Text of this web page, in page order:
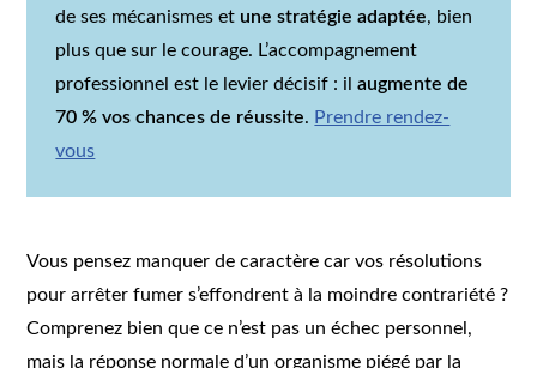
de ses mécanismes et une stratégie adaptée, bien
plus que sur le courage. L’accompagnement
professionnel est le levier décisif : ilaugmente de
70 % vos chances de réussite. Prendre rendez-
vous
Vous pensez manquer de caractère car vos résolutions
pour arrêter fumer s’effondrent à la moindre contrariété ?
Comprenez bien que ce n’est pas un échec personnel,
mais la réponse normale d’un organisme piégé par la